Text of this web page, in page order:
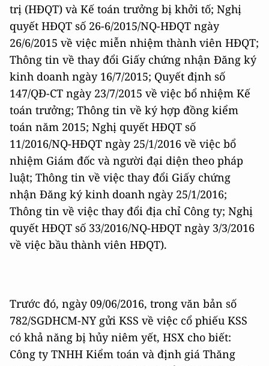
trị (HĐQT) và Kế toán trưởng bị khởi tố; Nghị
quyết HĐQT số 26-6/2015/NQ-HĐQT ngày
26/6/2015 về việc miễn nhiệm thành viên HĐQT;
Thông tin về thay đổi Giấy chứng nhận Đăng ký
kinh doanh ngày 16/7/2015; Quyết định số
147/QĐ-CT ngày 23/7/2015 về việc bổ nhiệm Kế
toán trưởng; Thông tin về ký hợp đồng kiểm
toán năm 2015; Nghị quyết HĐQT số
11/2016/NQ-HĐQT ngày 25/1/2016 về việc bổ
nhiệm Giám đốc và người đại diện theo pháp
luật; Thông tin về việc thay đổi Giấy chứng
nhận Đăng ký kinh doanh ngày 25/1/2016;
Thông tin về việc thay đổi địa chỉ Công ty; Nghị
quyết HĐQT số 33/2016/NQ-HĐQT ngày 3/3/2016
về việc bầu thành viên HĐQT).
Trước đó, ngày 09/06/2016, trong văn bản số
782/SGDHCM-NY gửi KSS về việc cổ phiếu KSS
có khả năng bị hủy niêm yết, HSX cho biết:
Công ty TNHH Kiểm toán và định giá Thăng